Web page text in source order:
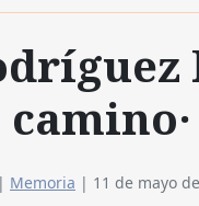
| Memoria | 11 de mayo